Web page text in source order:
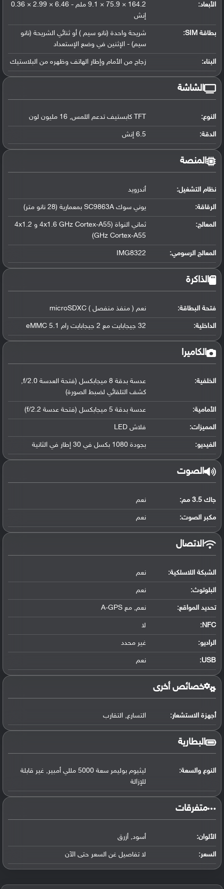
الأبعاد:
164.2 × 75.9 × 9.1 ملم - 6.46 × 2.99 × 0.36
إنش
بطاقة SIM:
شريحة واحدة (نانو سيم ) أو ثنائي الشريحة (نانو
سيم) - الإثنين في وضع الإستعداد
البناء: زجاج من الأمام وإطار الهاتف وظهره من البلاستيك
الشاشة
النوع: TFT كابستيف تدعم اللمس, 16 مليون لون
الدقة: 6.5 إنش
المنصة
نظام التشغيل: أندرويد
الرقاقة: يوني سوك SC9863A بمعمارية (28 نانو متر)
المعالج:
ثماني النواة (4x1.6 GHz Cortex-A55 و 4x1.2
GHz Cortex-A55)
المعالج الرسومي:
IMG8322
الذاكرة
فتحة البطاقة: نعم ( منفذ منفصل ) microSDXC
الداخلية: 32 جيجابايت مع 2 جيجابايت رام eMMC 5.1
الكاميرا
الخلفية:
عدسة بدقة 8 ميجابكسل (فتحة العدسة f/2.0,
كشف التلقائي لضبط الصورة)
الأمامية: عدسة بدقة 5 ميجابكسل (فتحة عدسة f/2.2)
المميزات: فلاش LED
الفيديو: بجودة 1080 بكسل في 30 إطار في الثانية
الصوت
جاك 3.5 مم: نعم
مكبر الصوت: نعم
الاتصال
الشبكة اللاسلكية: نعم
البلوتوث: نعم
تحديد المواقع: نعم, مع A-GPS
NFC
: لا
الراديو: غير محدد
USB
: نعم
خصائص أخرى
أجهزة الاستشعار: التسارع, التقارب
البطارية
النوع والسعة:
ليثيوم بوليمر سعة 5000 مللي أمبير, غير قابلة
للإزالة
‏متفرقات‏
الألوان: أسود, أزرق
السعر: لا تفاصيل غن السعر حتى الآن